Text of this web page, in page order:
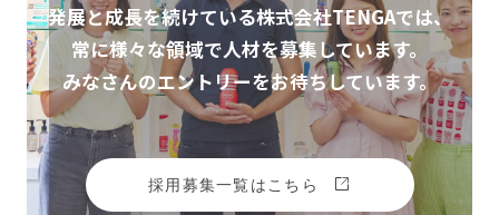
発展と成長を続けている株式会社TENGAでは、
常に様々な領域で人材を募集しています。
みなさんのエントリーをお待ちしています。
採用募集一覧はこちら